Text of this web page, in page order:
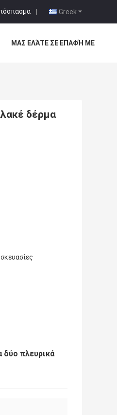
Greek
|
ΜΑΣ ΕΛΆΤΕ ΣΕ ΕΠΑΦΉ ΜΕ
δέρμα
δύο πλευρικά